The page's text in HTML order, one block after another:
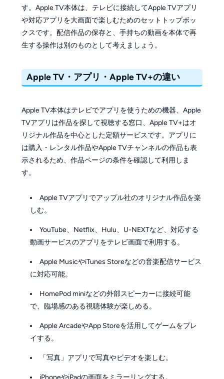
す。Apple TV本体は、テレビに接続してApple TVアプリ
や対応アプリを大画面で楽しむためのセットトップボッ
クスです。配信作品の保存と、手持ちの動画を本体で再
生する操作は別のものとして考えましょう。
Apple TV・アプリ・Apple TV+の違い
Apple TV本体はテレビでアプリを使うための機器、Apple
TVアプリは作品を探して視聴する窓口、Apple TV+はオ
リジナル作品を中心とした定額サービスです。アプリに
は購入・レンタル作品やApple TVチャンネルの作品も表
示されるため、作品ページの条件を確認して利用しま
す。
Apple TVアプリでアップル社のオリジナル作品を楽
しむ。
YouTube、Netflix、Hulu、U-NEXTなど、対応する
動画サービスのアプリをテレビ画面で利用する。
Apple MusicやiTunes Storeなどの音楽配信サービス
に対応可能。
HomePod miniなどの外部スピーカーに接続可能
で、臨場感のある視聴体験が楽しめる。
Apple ArcadeやApp Storeを活用してゲームをプレ
イする。
「写真」アプリで写真やビデオを楽しむ。
iPhoneやiPadの画面をミラーリングする。